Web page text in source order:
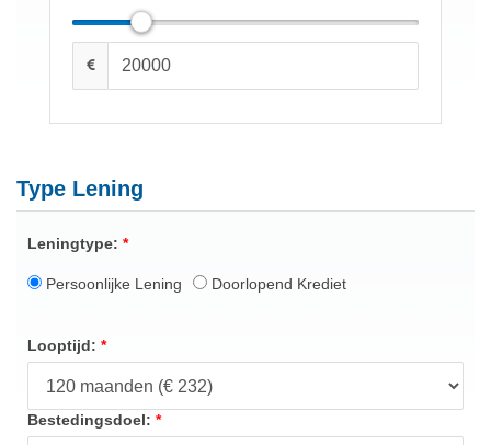
Type Lening
Leningtype:
Persoonlijke Lening Doorlopend Krediet
Looptijd:
Bestedingsdoel: